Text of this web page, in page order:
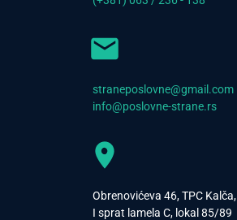
straneposlovne@gmail.com
info@poslovne-strane.rs
Obrenovićeva 46, TPC Kalča,
I sprat lamela C, lokal 85/89